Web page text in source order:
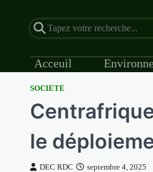
Acceuil
SOCIÉTÉ
le
DEC RDC septembre 4, 2025